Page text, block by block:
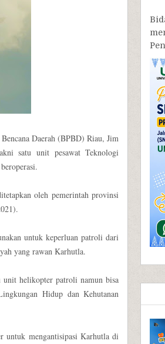
Daerah (BPBD) Riau, Jim
satu unit pesawat Teknologi
oleh pemerintah provinsi
untuk keperluan patroli dari
yang rawan Karhutla.
helikopter patroli namun bisa
Hidup dan Kehutanan
untuk mengantisipasi Karhutla di